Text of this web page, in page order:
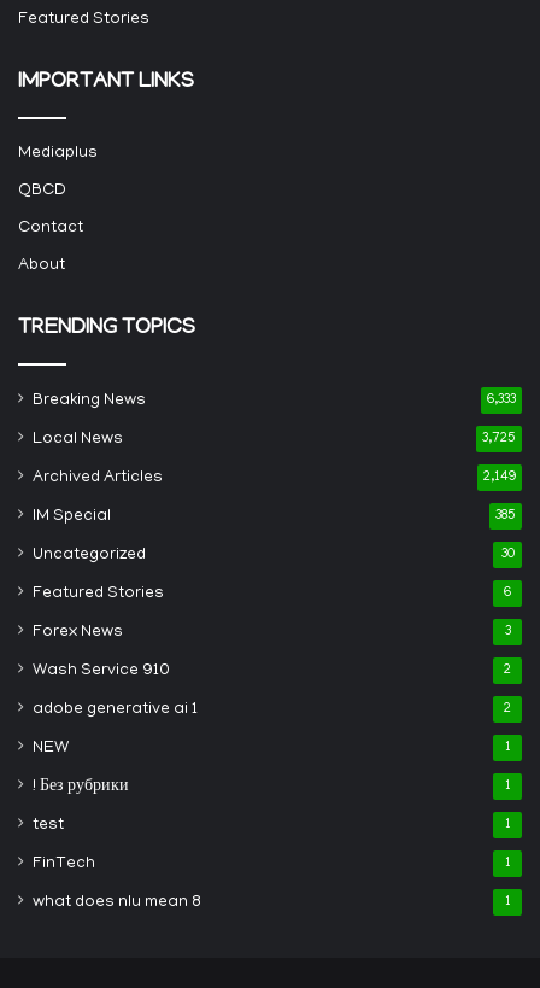
Featured Stories
IMPORTANT LINKS
Mediaplus
QBCD
Contact
About
TRENDING TOPICS
Breaking News 6,333
Local News 3,725
Archived Articles 2,149
IM Special 385
Uncategorized 30
Featured Stories 6
Forex News 3
Wash Service 910 2
adobe generative ai 1 2
NEW 1
! Без рубрики 1
test 1
FinTech 1
what does nlu mean 8 1